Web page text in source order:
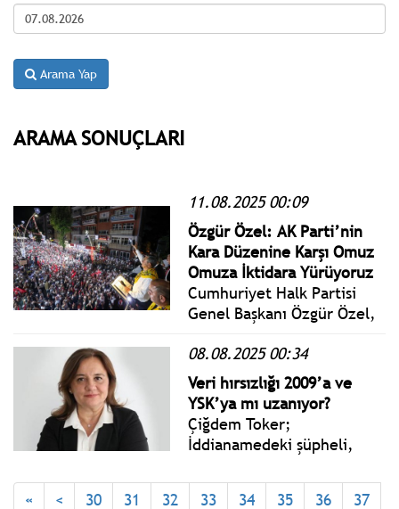
Arama Yap
ARAMA SONUÇLARI
11.08.2025 00:09
Özgür Özel: AK Parti’nin
Kara Düzenine Karşı Omuz
Omuza İktidara Yürüyoruz
Cumhuriyet Halk Partisi
Genel Başkanı Özgür Özel,
Millet İradesine Sahip
Çıkıyor Mitingi’ne katıldı.
08.08.2025 00:34
Veri hırsızlığı 2009’a ve
YSK’ya mı uzanıyor?
Çiğdem Toker;
İddianamedeki şüpheli,
sızmanın 2009 ve 2015
« < 30 31 32 33 34 35 36
37